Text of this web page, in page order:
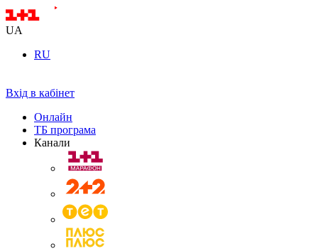
UA
RU
Вхід в кабінет
Онлайн
ТБ програма
Канали